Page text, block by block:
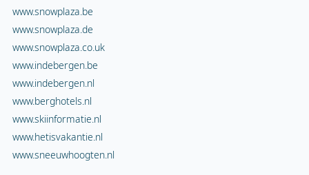
www.snowplaza.be
www.snowplaza.de
www.snowplaza.co.uk
www.indebergen.be
www.indebergen.nl
www.berghotels.nl
www.skiinformatie.nl
www.hetisvakantie.nl
www.sneeuwhoogten.nl